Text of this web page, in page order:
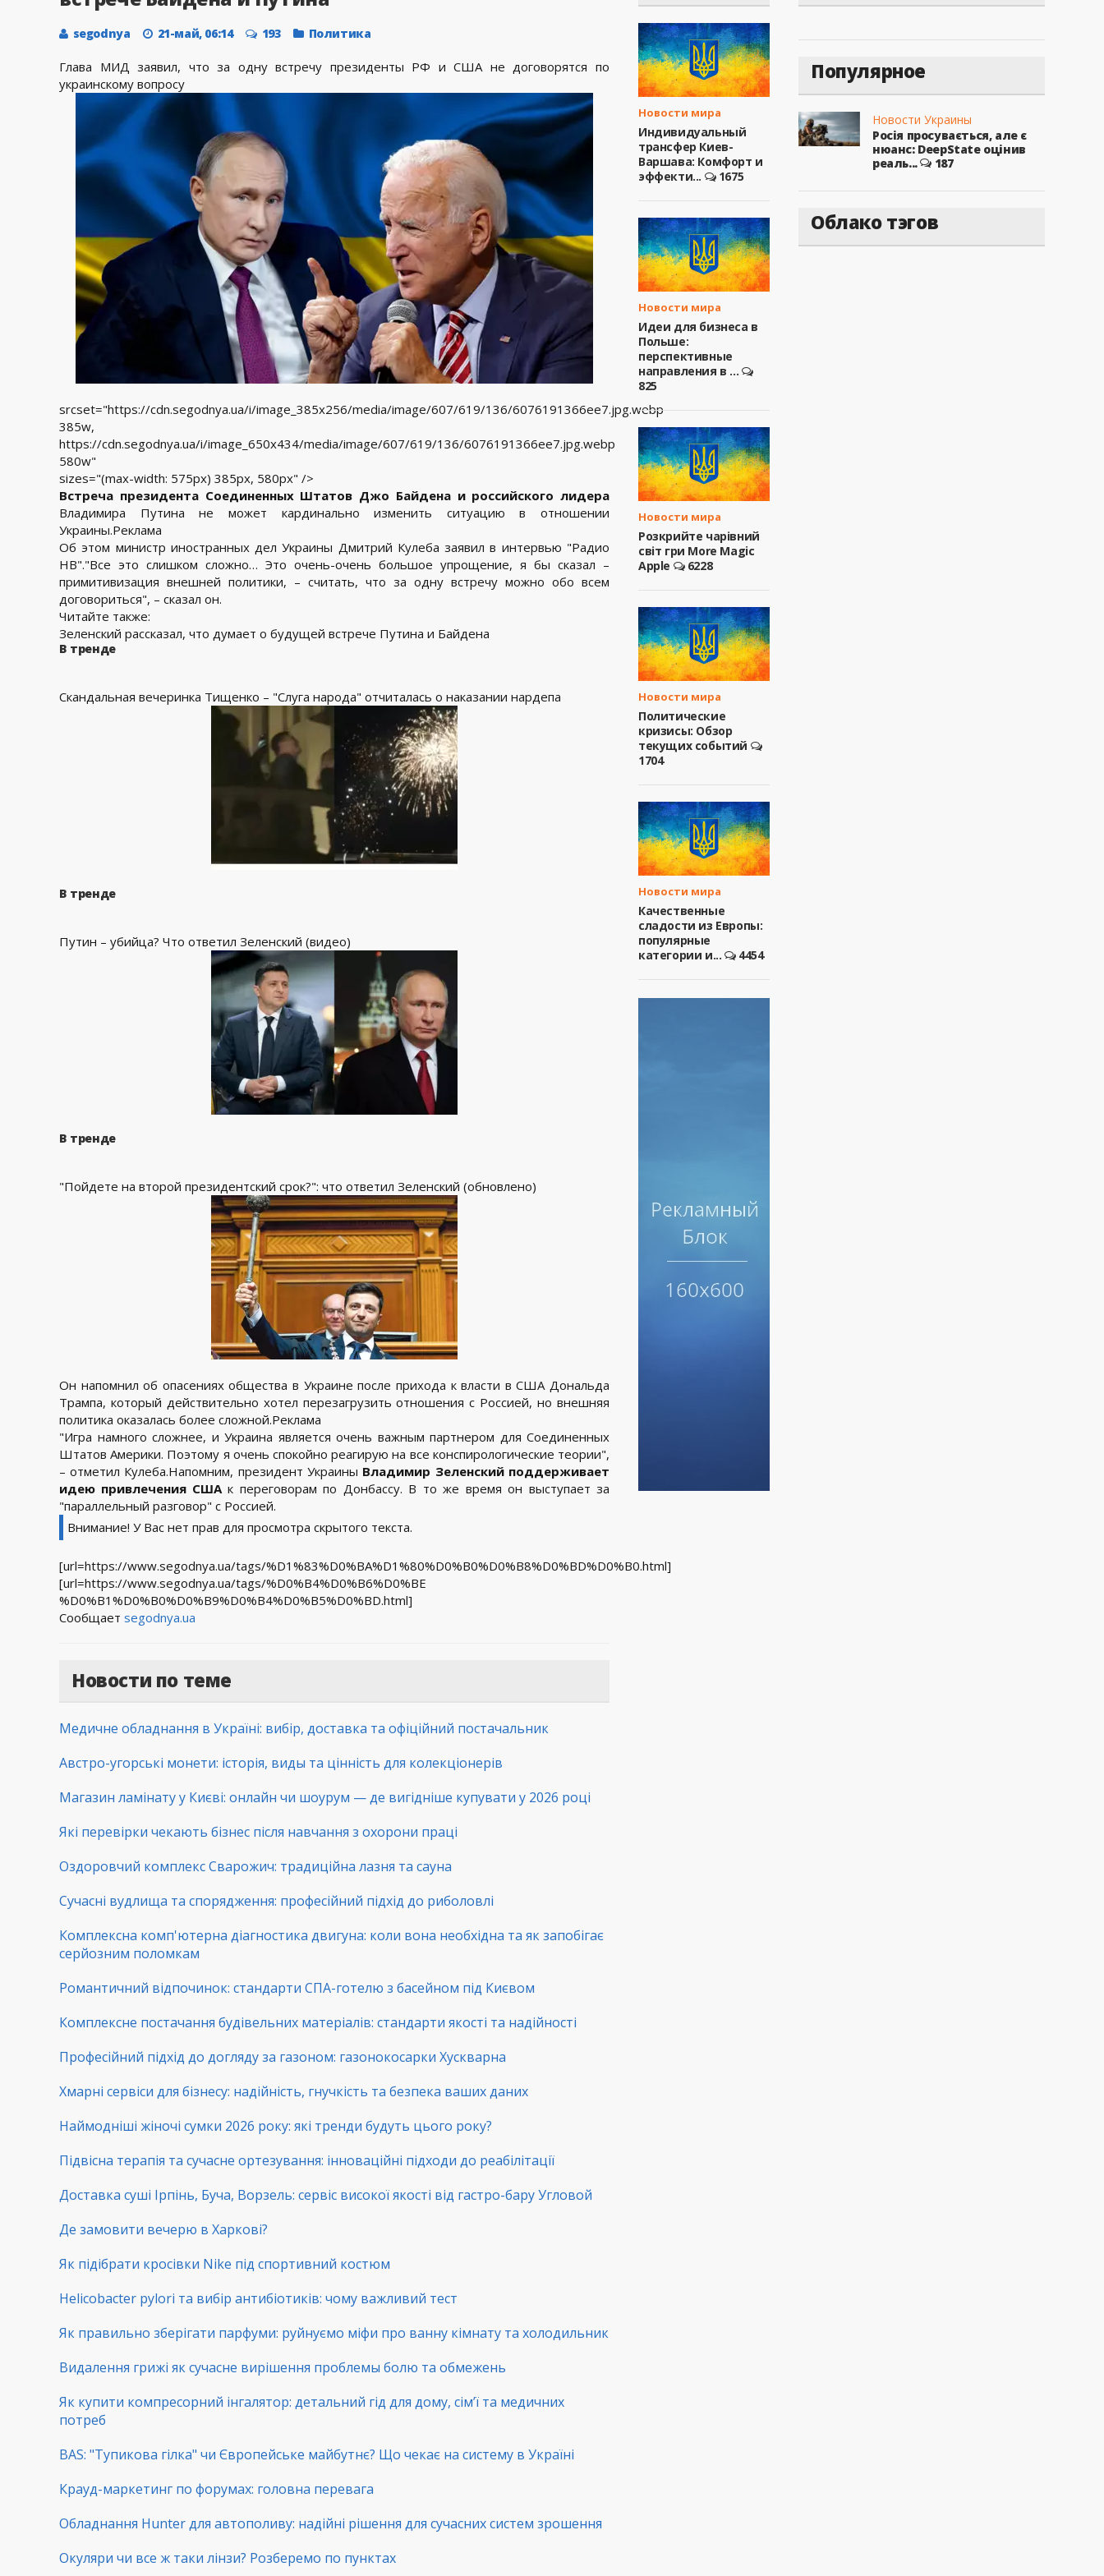
segodnya 21-май, 06:14 193 Политика
Глава МИД заявил, что за одну встречу президенты РФ и США не договорятся по
украинскому вопросу
srcset="https://cdn.segodnya.ua/i/image_385x256/media/image/607/619/136/6076191366ee7.jpg.webp
385w,
https://cdn.segodnya.ua/i/image_650x434/media/image/607/619/136/6076191366ee7.jpg.webp
580w"
sizes="(max-width: 575px) 385px, 580px" />
Встреча президента Соединенных Штатов Джо Байдена и российского лидера
Владимира Путина не может кардинально изменить ситуацию в отношении
Украины.Реклама
Об этом министр иностранных дел Украины Дмитрий Кулеба заявил в интервью "Радио
НВ"."Все это слишком сложно… Это очень-очень большое упрощение, я бы сказал –
примитивизация внешней политики, – считать, что за одну встречу можно обо всем
договориться", – сказал он.
Читайте также:
Зеленский рассказал, что думает о будущей встрече Путина и Байдена
В тренде
Скандальная вечеринка Тищенко – "Слуга народа" отчиталась о наказании нардепа
В тренде
Путин – убийца? Что ответил Зеленский (видео)
В тренде
"Пойдете на второй президентский срок?": что ответил Зеленский (обновлено)
Он напомнил об опасениях общества в Украине после прихода к власти в США Дональда
Трампа, который действительно хотел перезагрузить отношения с Россией, но внешняя
политика оказалась более сложной.Реклама
"Игра намного сложнее, и Украина является очень важным партнером для Соединенных
Штатов Америки. Поэтому я очень спокойно реагирую на все конспирологические теории",
– отметил Кулеба.Напомним, президент Украины Владимир Зеленский поддерживает
идею привлечения СШАк переговорам по Донбассу. В то же время он выступает за
"параллельный разговор" с Россией.
Внимание! У Вас нет прав для просмотра скрытого текста.
[url=https://www.segodnya.ua/tags/%D1%83%D0%BA%D1%80%D0%B0%D0%B8%D0%BD%D0%B0.html]
[url=https://www.segodnya.ua/tags/%D0%B4%D0%B6%D0%BE
%D0%B1%D0%B0%D0%B9%D0%B4%D0%B5%D0%BD.html]
Сообщает segodnya.ua
Новости по теме
Медичне обладнання в Україні: вибір, доставка та офіційний постачальник
Австро-угорські монети: історія, виды та цінність для колекціонерів
Магазин ламінату у Києві: онлайн чи шоурум — де вигідніше купувати у 2026 році
Які перевірки чекають бізнес після навчання з охорони праці
Оздоровчий комплекс Сварожич: традиційна лазня та сауна
Сучасні вудлища та спорядження: професійний підхід до риболовлі
Комплексна комп'ютерна діагностика двигуна: коли вона необхідна та як запобігає
серйозним поломкам
Романтичний відпочинок: стандарти СПА-готелю з басейном під Києвом
Комплексне постачання будівельних матеріалів: стандарти якості та надійності
Професійний підхід до догляду за газоном: газонокосарки Хускварна
Хмарні сервіси для бізнесу: надійність, гнучкість та безпека ваших даних
Наймодніші жіночі сумки 2026 року: які тренди будуть цього року?
Підвісна терапія та сучасне ортезування: інноваційні підходи до реабілітації
Доставка суші Ірпінь, Буча, Ворзель: сервіс високої якості від гастро-бару Угловой
Де замовити вечерю в Харкові?
Як підібрати кросівки Nike під спортивний костюм
Helicobacter pylori та вибір антибіотиків: чому важливий тест
Як правильно зберігати парфуми: руйнуємо міфи про ванну кімнату та холодильник
Видалення грижі як сучасне вирішення проблемы болю та обмежень
Як купити компресорний інгалятор: детальний гід для дому, сім’ї та медичних
потреб
BAS: "Тупикова гілка" чи Європейське майбутнє? Що чекає на систему в Україні
Крауд-маркетинг по форумах: головна перевага
Обладнання Hunter для автополиву: надійні рішення для сучасних систем зрошення
Окуляри чи все ж таки лінзи? Розберемо по пунктах
Новости мира
Индивидуальный
трансфер Киев-
Варшава: Комфорт и
эффекти...
1675
Новости мира
Идеи для бизнеса в
Польше:
перспективные
направления в ...
825
Новости мира
Розкрийте чарівний
світ гри More Magic
Apple
6228
Новости мира
Политические
кризисы: Обзор
текущих событий
1704
Новости мира
Качественные
сладости из Европы:
популярные
категории и...
4454
Популярное
Новости Украины
Росія просувається, але є
нюанс: DeepState оцінив
реаль...
187
Облако тэгов